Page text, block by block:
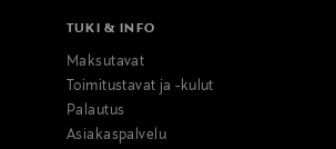
TUKI & INFO
Maksutavat
Toimitustavat ja -kulut
Palautus
Asiakaspalvelu